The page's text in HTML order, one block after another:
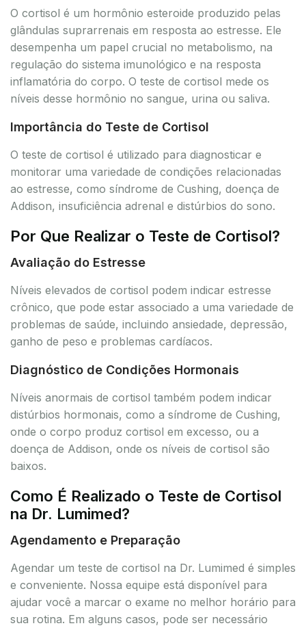
O cortisol é um hormônio esteroide produzido pelas
glândulas suprarrenais em resposta ao estresse. Ele
desempenha um papel crucial no metabolismo, na
regulação do sistema imunológico e na resposta
inflamatória do corpo. O teste de cortisol mede os
níveis desse hormônio no sangue, urina ou saliva.
Importância do Teste de Cortisol
O teste de cortisol é utilizado para diagnosticar e
monitorar uma variedade de condições relacionadas
ao estresse, como síndrome de Cushing, doença de
Addison, insuficiência adrenal e distúrbios do sono.
Por Que Realizar o Teste de Cortisol?
Avaliação do Estresse
Níveis elevados de cortisol podem indicar estresse
crônico, que pode estar associado a uma variedade de
problemas de saúde, incluindo ansiedade, depressão,
ganho de peso e problemas cardíacos.
Diagnóstico de Condições Hormonais
Níveis anormais de cortisol também podem indicar
distúrbios hormonais, como a síndrome de Cushing,
onde o corpo produz cortisol em excesso, ou a
doença de Addison, onde os níveis de cortisol são
baixos.
Como É Realizado o Teste de Cortisol
na Dr. Lumimed?
Agendamento e Preparação
Agendar um teste de cortisol na Dr. Lumimed é simples
e conveniente. Nossa equipe está disponível para
ajudar você a marcar o exame no melhor horário para
sua rotina. Em alguns casos, pode ser necessário